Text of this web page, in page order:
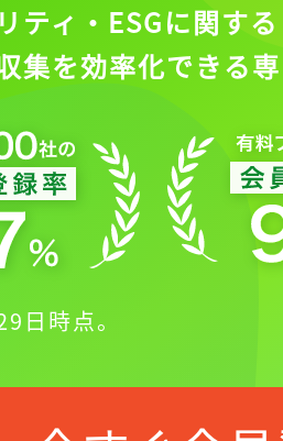
ティ・ESGに関する
集を効率化できる
日時点。